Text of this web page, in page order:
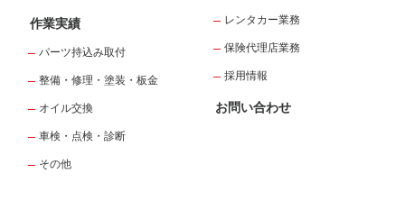
作業実績
パーツ持込み取付
整備・修理・塗装・板金
オイル交換
車検・点検・診断
その他
レンタカー業務
保険代理店業務
採用情報
お問い合わせ